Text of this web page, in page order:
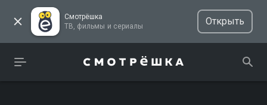
Смотрёшка
ТВ, фильмы и сериалы
Открыть